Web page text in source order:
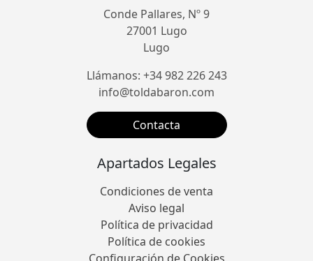
Conde Pallares, Nº 9
27001 Lugo
Lugo
Llámanos: +34 982 226 243
info@toldabaron.com
Contacta
Apartados Legales
Condiciones de venta
Aviso legal
Política de privacidad
Política de cookies